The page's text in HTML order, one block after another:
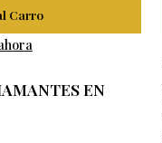
Carro
EN